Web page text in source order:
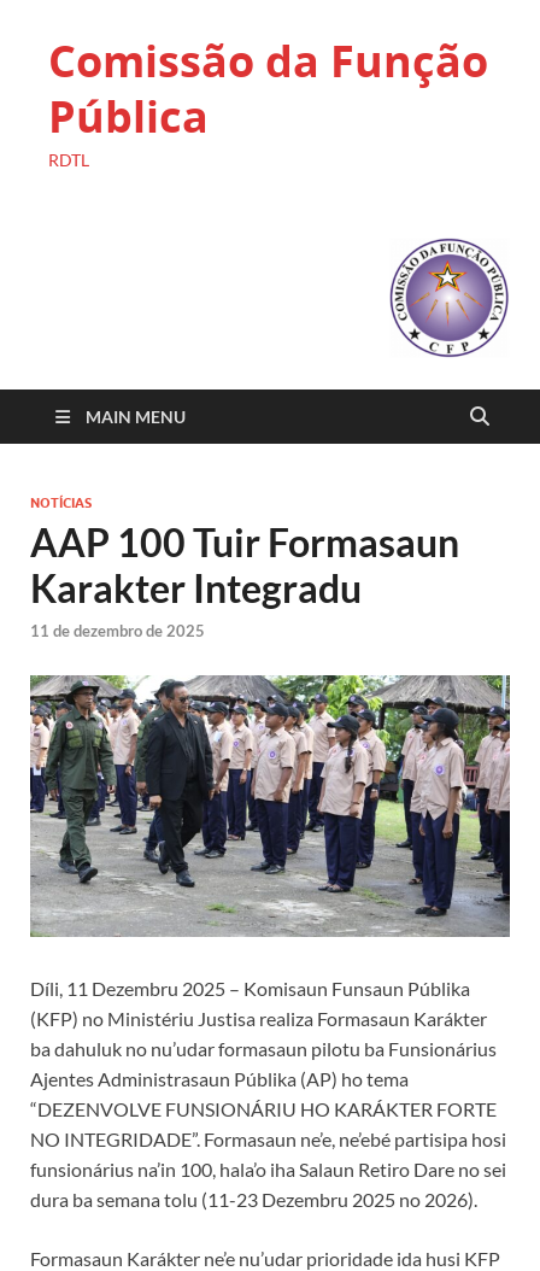
Comissão da Função
Pública
RDTL
MAIN MENU
NOTÍCIAS
AAP 100 Tuir Formasaun
Karakter Integradu
11 de dezembro de 2025
Díli, 11 Dezembru 2025 – Komisaun Funsaun Públika
(KFP) no Ministériu Justisa realiza Formasaun Karákter
ba dahuluk no nu’udar formasaun pilotu ba Funsionárius
Ajentes Administrasaun Públika (AP) ho tema
“DEZENVOLVE FUNSIONÁRIU HO KARÁKTER FORTE
NO INTEGRIDADE”. Formasaun ne’e, ne’ebé partisipa hosi
funsionárius na’in 100, hala’o iha Salaun Retiro Dare no sei
dura ba semana tolu (11-23 Dezembru 2025 no 2026).
Formasaun Karákter ne’e nu’udar prioridade ida husi KFP